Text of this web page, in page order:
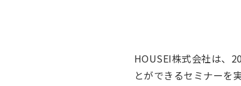
HOUSEI株式会社は、
とができるセミナーを